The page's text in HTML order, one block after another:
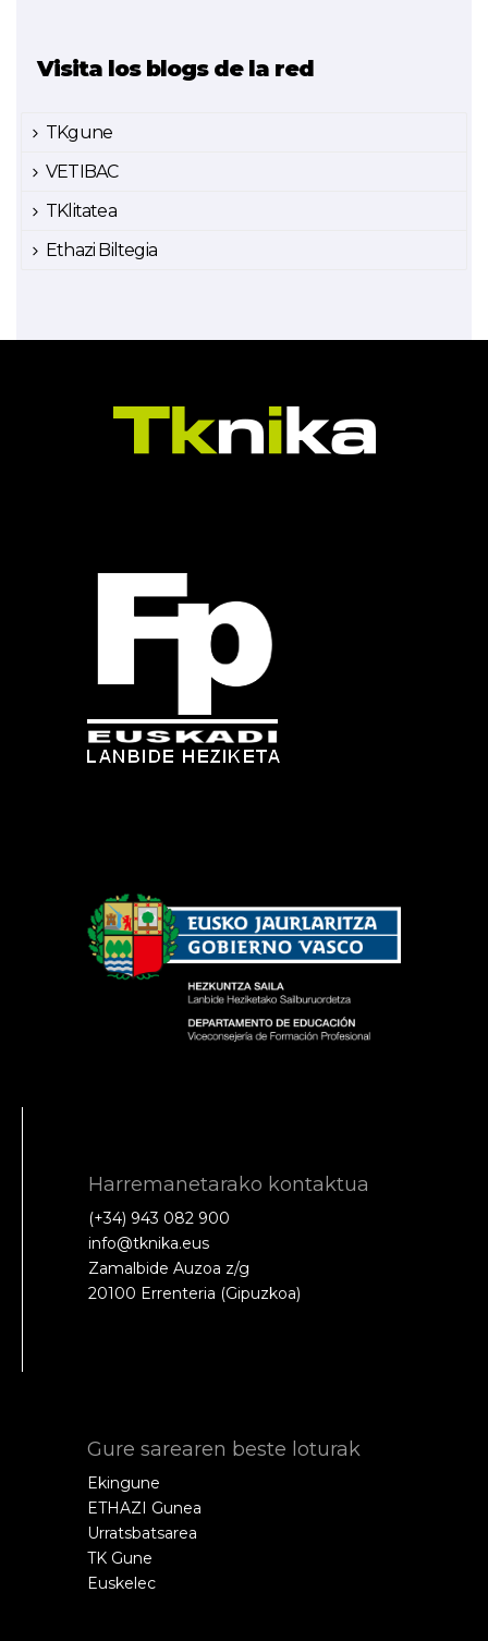
Visita los blogs de la red
TKgune
VETIBAC
TKlitatea
Ethazi Biltegia
Harremanetarako kontaktua
(+34) 943 082 900
info@tknika.eus
Zamalbide Auzoa z/g
20100 Errenteria (Gipuzkoa)
Gure sarearen beste loturak
Ekingune
ETHAZI Gunea
Urratsbatsarea
TK Gune
Euskelec